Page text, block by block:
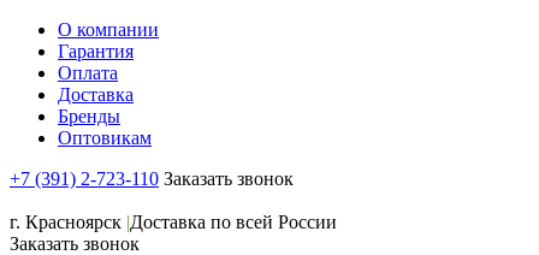
О компании
Гарантия
Оплата
Доставка
Бренды
Оптовикам
+7 (391) 2-723-110 Заказать звонок
г. Красноярск |Доставка по всей России
Заказать звонок